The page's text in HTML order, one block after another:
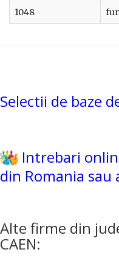
1048
Selectii de baze
Intrebari
din Romania sau
Alte firme din
CAEN: